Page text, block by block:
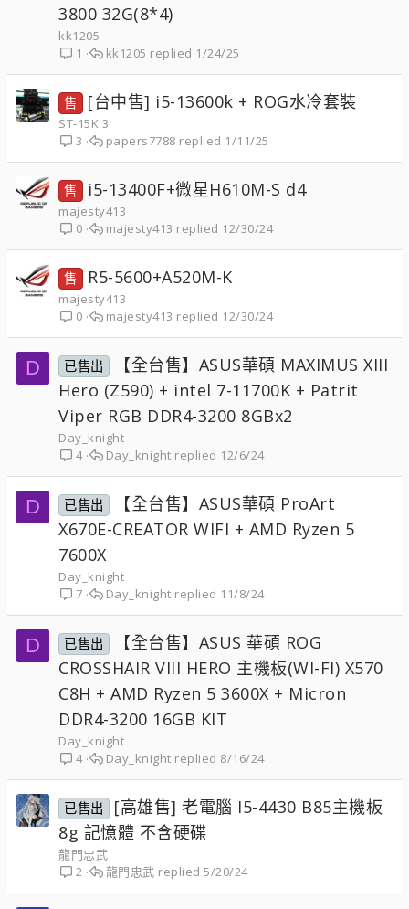
3800 32G(8*4)
kk1205
1
1/24/25
kk1205
售 [台中售] i5-13600k + ROG水冷套裝
ST-15K.3
3
1/11/25
papers7788
售 i5-13400F+微星H610M-S d4
majesty413
0
12/30/24
majesty413
售 R5-5600+A520M-K
majesty413
0
12/30/24
majesty413
D 已售出
【全台售】ASUS華碩 MAXIMUS XIII
Hero (Z590) + intel 7-11700K + Patrit
Viper RGB DDR4-3200 8GBx2
Day_knight
4
12/6/24
Day_knight
D 已售出
【全台售】ASUS華碩 ProArt
X670E-CREATOR WIFI + AMD Ryzen 5
7600X
Day_knight
7
11/8/24
Day_knight
D 已售出
【全台售】ASUS 華碩 ROG
CROSSHAIR VIII HERO 主機板(WI-FI) X570
C8H + AMD Ryzen 5 3600X + Micron
DDR4-3200 16GB KIT
Day_knight
4
8/16/24
Day_knight
已售出
[高雄售] 老電腦 I5-4430 B85主機板
8g 記憶體 不含硬碟
龍門忠武
2
5/20/24
龍門忠武